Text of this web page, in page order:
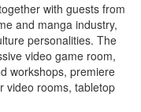
with guests from
and manga industry,
personalities. The
video game room,
workshops, premiere
video rooms, tabletop